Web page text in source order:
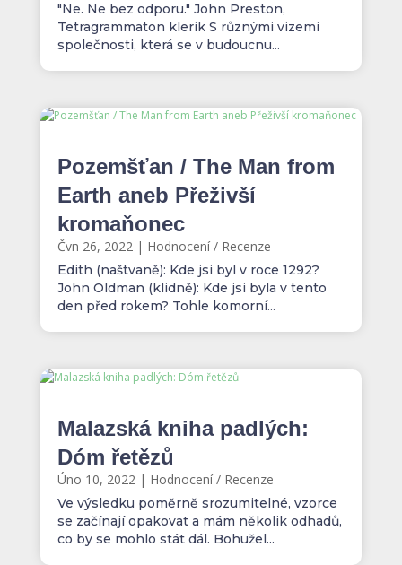
"Ne. Ne bez odporu." John Preston,
Tetragrammaton klerik S různými vizemi
společnosti, která se v budoucnu...
Pozemšťan / The Man from
Earth aneb Přeživší
kromaňonec
Čvn 26, 2022| Hodnocení / Recenze
Edith (naštvaně): Kde jsi byl v roce 1292?
John Oldman (klidně): Kde jsi byla v tento
den před rokem? Tohle komorní...
Malazská kniha padlých:
Dóm řetězů
Úno 10, 2022 | Hodnocení / Recenze
Ve výsledku poměrně srozumitelné, vzorce
se začínají opakovat a mám několik odhadů,
co by se mohlo stát dál. Bohužel...